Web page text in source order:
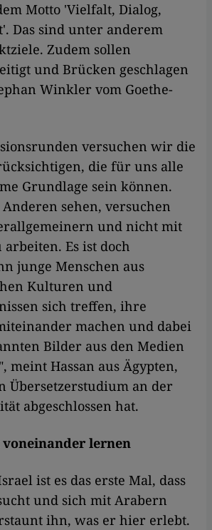
Motto 'Vielfalt, Dialog,
Das sind unter anderem
Zudem sollen
und Brücken geschlagen
Winkler vom Goethe-
versuchen wir die
die für uns alle
Grundlage sein können.
sehen, versuchen
und nicht mit
arbeiten. Es ist doch
junge Menschen aus
Kulturen und
sich treffen, ihre
machen und dabei
Bilder aus den Medien
meint Hassan aus Ägypten,
Übersetzerstudium an der
abgeschlossen hat.
lernen
ist es das erste Mal, dass
und sich mit Arabern
ihn, was er hier erlebt.